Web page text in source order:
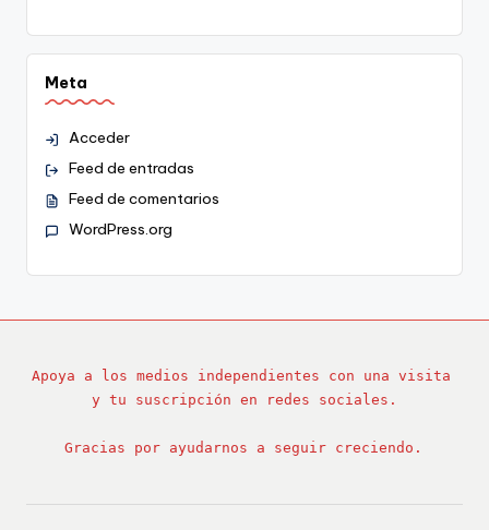
Meta
Acceder
Feed de entradas
Feed de comentarios
WordPress.org
Apoya a los medios independientes con una visita
y tu suscripción en redes sociales.
Gracias por ayudarnos a seguir creciendo.